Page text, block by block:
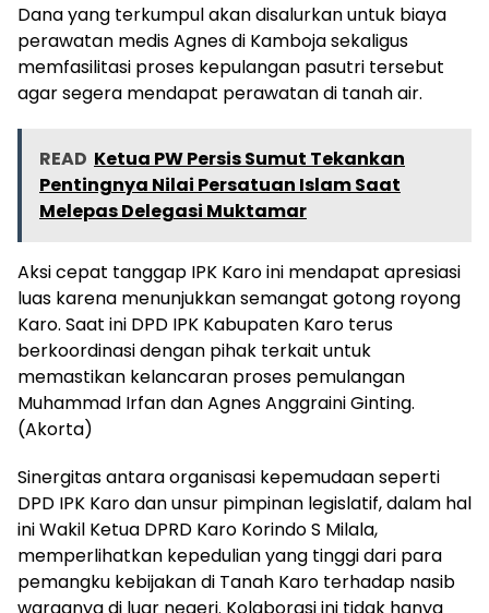
Dana yang terkumpul akan disalurkan untuk biaya
perawatan medis Agnes di Kamboja sekaligus
memfasilitasi proses kepulangan pasutri tersebut
agar segera mendapat perawatan di tanah air.
READ Ketua PW Persis Sumut Tekankan
Pentingnya Nilai Persatuan Islam Saat
Melepas Delegasi Muktamar
Aksi cepat tanggap IPK Karo ini mendapat apresiasi
luas karena menunjukkan semangat gotong royong
Karo. Saat ini DPD IPK Kabupaten Karo terus
berkoordinasi dengan pihak terkait untuk
memastikan kelancaran proses pemulangan
Muhammad Irfan dan Agnes Anggraini Ginting.
(Akorta)
Sinergitas antara organisasi kepemudaan seperti
DPD IPK Karo dan unsur pimpinan legislatif, dalam hal
ini Wakil Ketua DPRD Karo Korindo S Milala,
memperlihatkan kepedulian yang tinggi dari para
pemangku kebijakan di Tanah Karo terhadap nasib
warganya di luar negeri. Kolaborasi ini tidak hanya